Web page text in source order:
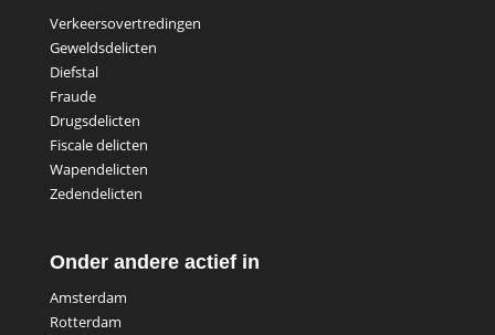
Verkeersovertredingen
Geweldsdelicten
Diefstal
Fraude
Drugsdelicten
Fiscale delicten
Wapendelicten
Zedendelicten
Onder andere actief in
Amsterdam
Rotterdam